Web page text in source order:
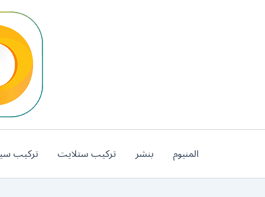
المنيوم بنشر تركيب ستلايت تركيب